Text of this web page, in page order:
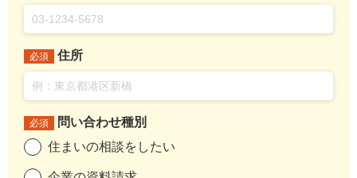
必須 住所
必須
問い合わせ種別
住まいの相談をしたい